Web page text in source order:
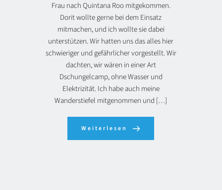
Frau nach Quintana Roo mitgekommen.
Dorit wollte gerne bei dem Einsatz
mitmachen, und ich wollte sie dabei
unterstützen. Wir hatten uns das alles hier
schwieriger und gefährlicher vorgestellt. Wir
dachten, wir wären in einer Art
Dschungelcamp, ohne Wasser und
Elektrizität. Ich habe auch meine
Wanderstiefel mitgenommen und […]
Weiterlesen